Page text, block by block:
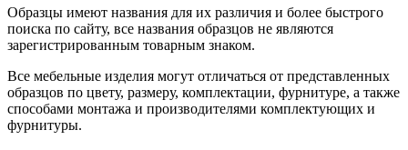
Образцы имеют названия для их различия и более быстрого
поиска по сайту, все названия образцов не являются
зарегистрированным товарным знаком.
Все мебельные изделия могут отличаться от представленных
образцов по цвету, размеру, комплектации, фурнитуре, а также
способами монтажа и производителями комплектующих и
фурнитуры.